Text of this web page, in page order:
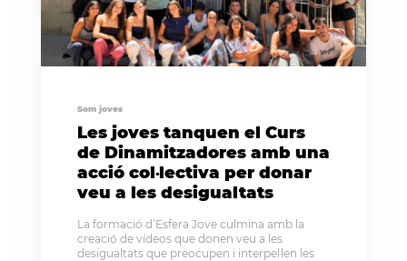
Som joves
Les joves tanquen el Curs
de Dinamitzadores amb una
acció col·lectiva per donar
veu a les desigualtats
La formació d’Esfera Jove culmina amb la
creació de vídeos que donen veu a les
desigualtats que preocupen i interpel·len les